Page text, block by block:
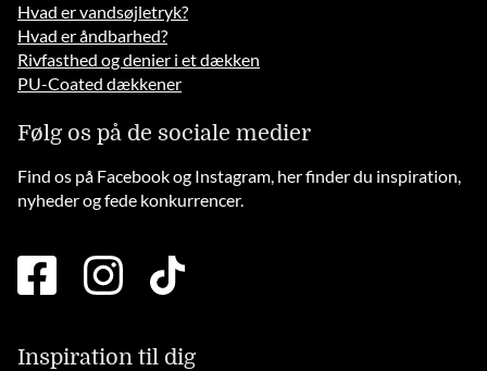
Hvad er vandsøjletryk?
Hvad er åndbarhed?
Rivfasthed og denier i et dækken
PU-Coated dækkener
Følg os på de sociale medier
Find os på Facebook og Instagram, her finder du inspiration,
nyheder og fede konkurrencer.
facebook
square
instagramtiktok
Inspiration til dig